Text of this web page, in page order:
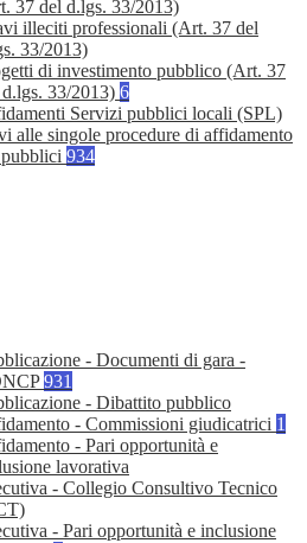
37 del d.lgs. 33/2013)
illeciti professionali (Art. 37 del
33/2013)
di investimento pubblico (Art. 37
33/2013) 6
Servizi pubblici locali (SPL)
alle singole procedure di affidamento
934
- Documenti di gara -
931
- Dibattito pubblico
- Commissioni giudicatrici 1
- Pari opportunità e
lavorativa
- Collegio Consultivo Tecnico
- Pari opportunità e inclusione